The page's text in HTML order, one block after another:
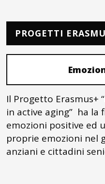
PROGETTI
Il Progetto Erasmus+
in active aging” ha la
emozioni positive ed
proprie emozioni nel
anziani e cittadini